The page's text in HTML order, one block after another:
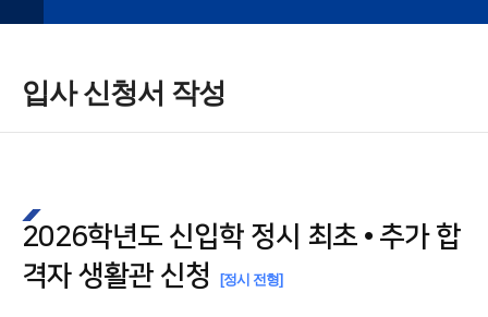
입사 신청서 작성
2026학년도 신입학 정시 최초 • 추가 합
격자 생활관 신청
[정시 전형]